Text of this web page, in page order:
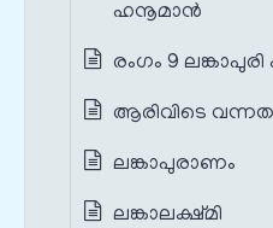
ഹനൂമാന്‍
രംഗം 9
ആരിവിടെ
ലങ്കാപുരാണം
ലങ്കാലക്ഷ്മി